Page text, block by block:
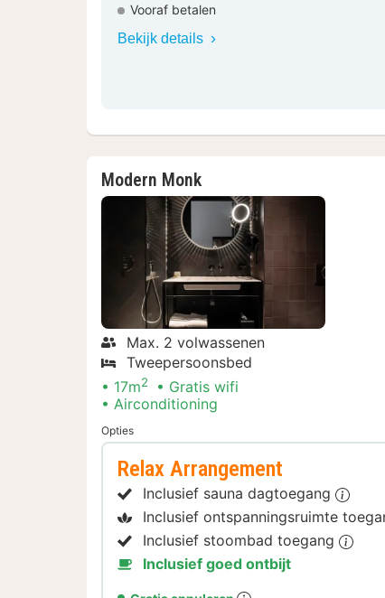
Vooraf betalen
Bekijk details
Modern Monk
Max. 2 volwassenen
Tweepersoonsbed
17m2
Gratis wifi
Airconditioning
Opties
Relax Arrangement
Inclusief sauna dagtoegang
Inclusief ontspanningsruimte
Inclusief stoombad toegang
Inclusief goed ontbijt